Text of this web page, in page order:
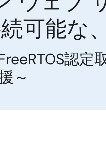
可能な
認
～